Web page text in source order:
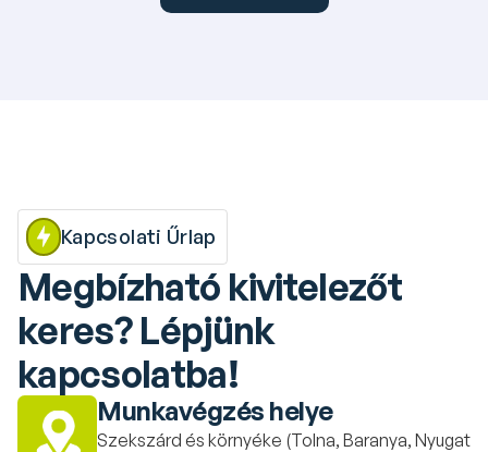
Kapcsolati Űrlap
Megbízható kivitelezőt
keres? Lépjünk
kapcsolatba!
Munkavégzés helye
Szekszárd és környéke (Tolna, Baranya, Nyugat